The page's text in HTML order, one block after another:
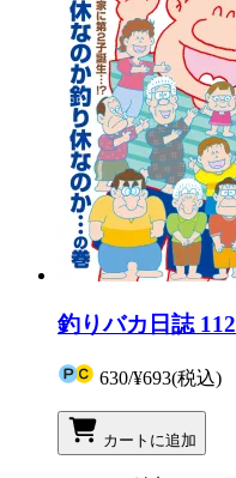
釣りバカ日誌 112
630/¥693(税込)
カートに追加